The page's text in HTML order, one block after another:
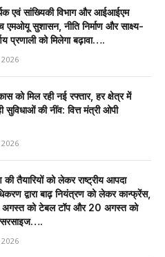
एवं सांख्यिकी विभाग और आईआईएम
एमओयू सुशासन, नीति निर्माण और साक्ष्य-
प्रणाली को मिलेगा बढ़ावा….
को मिल रही नई रफ्तार, हर क्षेत्र में
सुविधाओं की नींव: वित्त मंत्री ओपी
की तैयारियों को लेकर राष्ट्रीय आपदा
द्वारा बाढ़ नियंत्रण को लेकर कान्फ्रेंस,
अगस्त को टेबल टॉप और 20 अगस्त को